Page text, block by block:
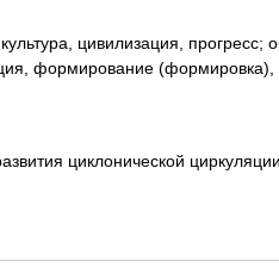
цивилизация, прогресс;
формирование (формировка),
циклонической